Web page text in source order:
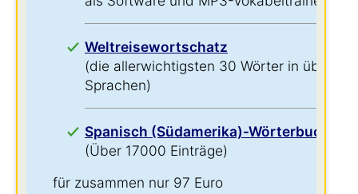
Weltreisewortschatz
(die allerwichtigsten 30 Wörter in über 60
Sprachen)
Spanisch (Südamerika)-Wörterbuch
(Über 17000 Einträge)
für zusammen nur 97 Euro